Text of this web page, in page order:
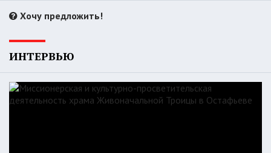
Хочу предложить!
ИНТЕРВЬЮ